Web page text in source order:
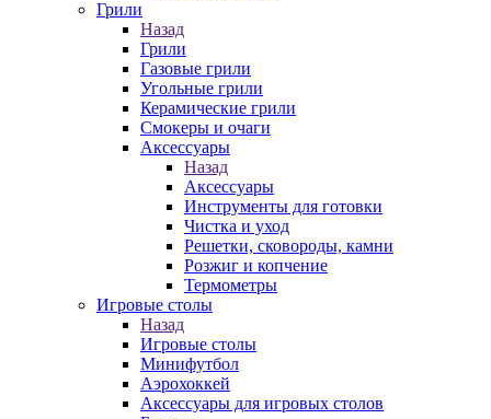
Грили
Назад
Грили
Газовые грили
Угольные грили
Керамические грили
Смокеры и очаги
Аксессуары
Назад
Аксессуары
Инструменты для готовки
Чистка и уход
Решетки, сковороды, камни
Розжиг и копчение
Термометры
Игровые столы
Назад
Игровые столы
Минифутбол
Аэрохоккей
Аксессуары для игровых столов